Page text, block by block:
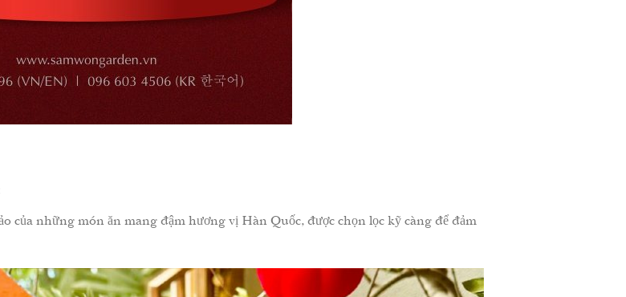
của những món ăn mang đậm hương vị Hàn Quốc, được chọn lọc kỹ càng để đảm